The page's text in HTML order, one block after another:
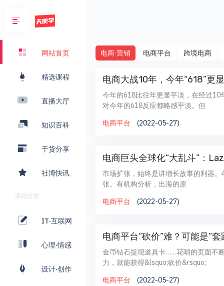
网站首页
精选课程
直播大厅
知识百科
干货分享
社博快讯
课程分类
IT·互联网
心理·情感
设计·创作
电商·营销 电商平台 跨境电商
电商大战10年，今年“618”更
今年的618比往年更显平淡，在经过
对今年的618反应都略感平淡。但
电商平台
(2022-05-27)
电商巨头全球化“大乱斗”：
市场扩张，始终是讲增长故事的利器
张。有机构分析，出海的原
电商平台
(2022-05-27)
电商平台“砍价”难？可能是“套
金币钻石提现道具卡……花哨的页面不
力，就能获得&lsquo;砍价&rsquo;
电商平台
(2022-05-27)